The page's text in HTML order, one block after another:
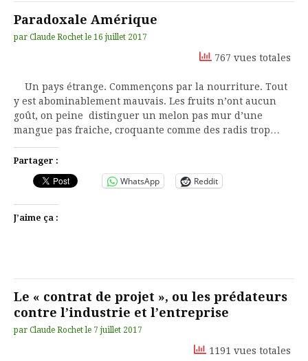
Paradoxale Amérique
par Claude Rochet le 16 juillet 2017
767 vues totales
Un pays étrange. Commençons par la nourriture. Tout
y est abominablement mauvais. Les fruits n’ont aucun
goût, on peine distinguer un melon pas mur d’une
mangue pas fraiche, croquante comme des radis trop…
Partager :
WhatsApp Reddit
J’aime ça :
Le « contrat de projet », ou les prédateurs
contre l’industrie et l’entreprise
par Claude Rochet le 7 juillet 2017
1191 vues totales